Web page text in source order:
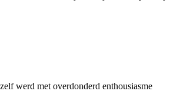
werd met overdonderd enthousiasme